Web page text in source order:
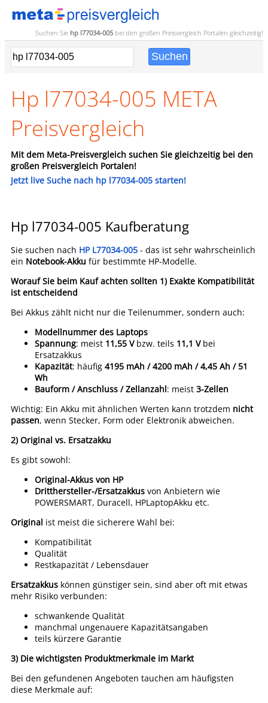
Suchen Sie hp l77034-005 bei den großen Preisvergleich Portalen gleichzeitig!
Hp l77034-005 META
Preisvergleich
Mit dem Meta-Preisvergleich suchen Sie gleichzeitig bei den
großen Preisvergleich Portalen!
Jetzt live Suche nach hp l77034-005 starten!
Hp l77034-005 Kaufberatung
Sie suchen nach HP L77034-005 - das ist sehr wahrscheinlich
ein Notebook-Akku für bestimmte HP-Modelle.
Worauf Sie beim Kauf achten sollten 1) Exakte Kompatibilität
ist entscheidend
Bei Akkus zählt nicht nur die Teilenummer, sondern auch:
Modellnummer des Laptops
Spannung: meist 11,55 Vbzw. teils 11,1 Vbei
Ersatzakkus
Kapazität: häufig 4195 mAh / 4200 mAh / 4,45 Ah / 51
Wh
Bauform / Anschluss / Zellanzahl: meist 3-Zellen
Wichtig: Ein Akku mit ähnlichen Werten kann trotzdem nicht
passen, wenn Stecker, Form oder Elektronik abweichen.
2) Original vs. Ersatzakku
Es gibt sowohl:
Original-Akkus von HP
Dritthersteller-/Ersatzakkus von Anbietern wie
POWERSMART, Duracell, HPLaptopAkku etc.
Original ist meist die sicherere Wahl bei:
Kompatibilität
Qualität
Restkapazität / Lebensdauer
Ersatzakkus können günstiger sein, sind aber oft mit etwas
mehr Risiko verbunden:
schwankende Qualität
manchmal ungenauere Kapazitätsangaben
teils kürzere Garantie
3) Die wichtigsten Produktmerkmale im Markt
Bei den gefundenen Angeboten tauchen am häufigsten
diese Merkmale auf: